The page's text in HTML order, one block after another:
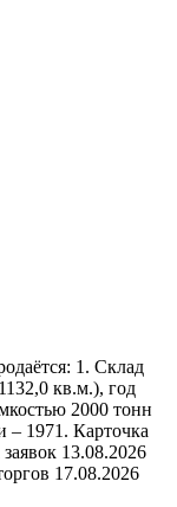
1. Склад
кв.м.), год
2000 тонн
– 1971. Карточка
13.08.2026
17.08.2026